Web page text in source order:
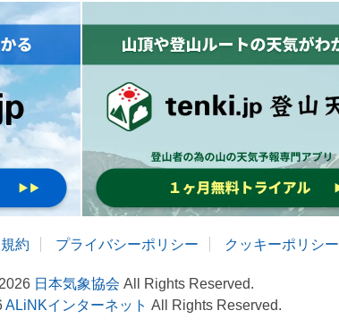
約 プライバシーポリシー クッキーポリシー
日本気象協会 All Rights Reserved.
ALiNKインターネット All Rights Reserved.